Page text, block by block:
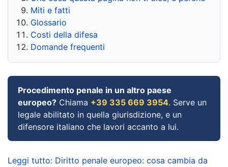
Miti e fatti
Glossario
Costi della difesa
Domande frequenti
Procedimento penale in un altro paese
europeo? Chiama +39 335 669 3954. Serve un
legale abilitato in quella giurisdizione, e un
difensore italiano che lavori accanto a lui.
Leggi tutto: Diritto penale europeo: cosa cambia da